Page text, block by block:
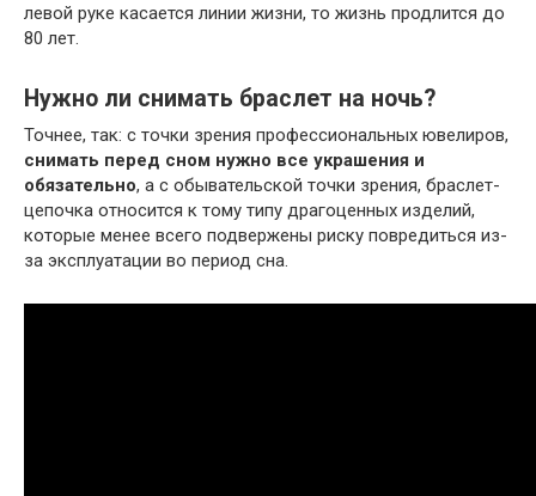
левой руке касается линии жизни, то жизнь продлится до
80 лет.
Нужно ли снимать браслет на ночь?
Точнее, так: с точки зрения профессиональных ювелиров,
снимать перед сном нужно все украшения и
обязательно, а с обывательской точки зрения, браслет-
цепочка относится к тому типу драгоценных изделий,
которые менее всего подвержены риску повредиться из-
за эксплуатации во период сна.